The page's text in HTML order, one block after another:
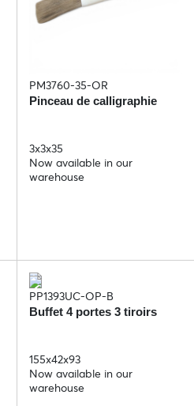
PM3760-35-OR
Pinceau de calligraphie
3x3x35
Now available in our
warehouse
PP1393UC-OP-B
Buffet 4 portes 3 tiroirs
155x42x93
Now available in our
warehouse